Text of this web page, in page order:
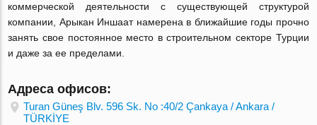
коммерческой деятельности с существующей структурой
компании, Арыкан Иншаат намерена в ближайшие годы прочно
занять свое постоянное место в строительном секторе Турции
и даже за ее пределами.
Адреса офисов:
Turan Güneş Blv. 596 Sk. No :40/2 Çankaya / Ankara /
TÜRKİYE